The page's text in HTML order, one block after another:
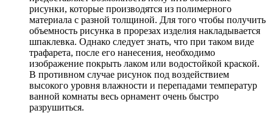
рисунки, которые производятся из полимерного
материала с разной толщиной. Для того чтобы получить
объемность рисунка в прорезах изделия накладывается
шпаклевка. Однако следует знать, что при таком виде
трафарета, после его нанесения, необходимо
изображение покрыть лаком или водостойкой краской.
В противном случае рисунок под воздействием
высокого уровня влажности и перепадами температур
ванной комнаты весь орнамент очень быстро
разрушиться.